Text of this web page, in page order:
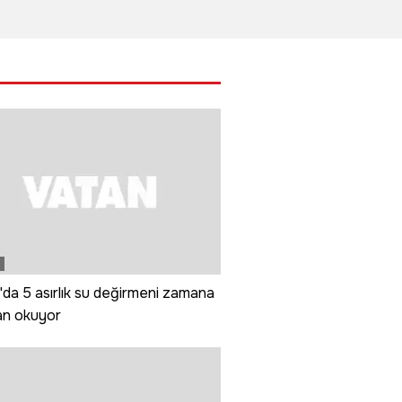
5 asırlık su değirmeni zamana
okuyor